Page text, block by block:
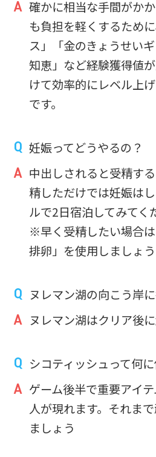
確かに相当な手間がか
も負担を軽くするため
ス」「金のきょうせい
知恵」など経験獲得値
けて効率的にレベル上
です。
妊娠ってどうやるの？
中出しされると受精す
精しただけでは妊娠は
ルで2日宿泊してみてく
※早く受精したい場合
排卵」を使用しましょう
ヌレマン湖の向こう岸
ヌレマン湖はクリア後
シコティッシュって何
ゲーム後半で重要アイ
人が現れます。それま
ましょう